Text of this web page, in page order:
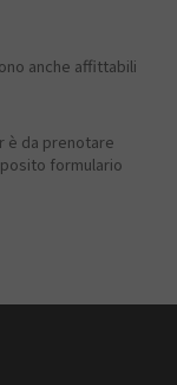
anche affittabili
è da prenotare
formulario